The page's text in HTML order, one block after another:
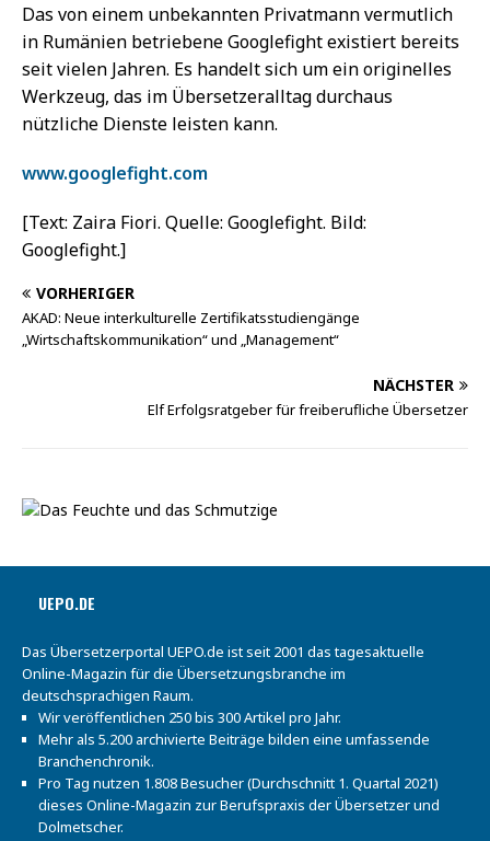
Das von einem unbekannten Privatmann vermutlich
in Rumänien betriebene Googlefight existiert bereits
seit vielen Jahren. Es handelt sich um ein originelles
Werkzeug, das im Übersetzeralltag durchaus
nützliche Dienste leisten kann.
www.googlefight.com
[Text: Zaira Fiori. Quelle: Googlefight. Bild:
Googlefight.]
VORHERIGER
AKAD: Neue interkulturelle Zertifikatsstudiengänge
„Wirtschaftskommunikation“ und „Management“
NÄCHSTER
Elf Erfolgsratgeber für freiberufliche Übersetzer
UEPO.DE
Das Übersetzerportal UEPO.de ist seit 2001 das tagesaktuelle
Online-Magazin für die Übersetzungsbranche im
deutschsprachigen Raum.
Wir veröffentlichen 250 bis 300 Artikel pro Jahr.
Mehr als 5.200 archivierte Beiträge bilden eine umfassende
Branchenchronik.
Pro Tag nutzen 1.808 Besucher (Durchschnitt 1. Quartal 2021)
dieses Online-Magazin zur Berufspraxis der Übersetzer und
Dolmetscher.